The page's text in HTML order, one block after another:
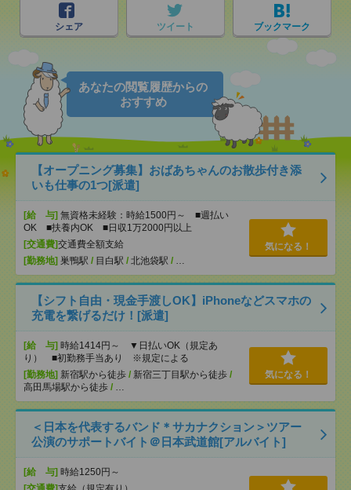
シェア ツイート ブックマーク
あなたの閲覧履歴からの
おすすめ
【オープニング募集】おばあちゃんのお散歩付き添
いも仕事の1つ[派遣]
[給 与] 無資格未経験：時給1500円～ ■週払い
OK ■扶養内OK ■日収1万2000円以上
[交通費]交通費全額支給
[勤務地] 巣鴨駅 / 目白駅 / 北池袋駅 / …
気になる！
【シフト自由・現金手渡しOK】iPhoneなどスマホの
充電を繋げるだけ！[派遣]
[給 与] 時給1414円～ ▼日払いOK（規定あ
り） ■初勤務手当あり ※規定による
[勤務地] 新宿駅から徒歩 / 新宿三丁目駅から徒歩 /
高田馬場駅から徒歩 / …
気になる！
＜日本を代表するバンド＊サカナクション＞ツアー
公演のサポートバイト＠日本武道館[アルバイト]
[給 与] 時給1250円～